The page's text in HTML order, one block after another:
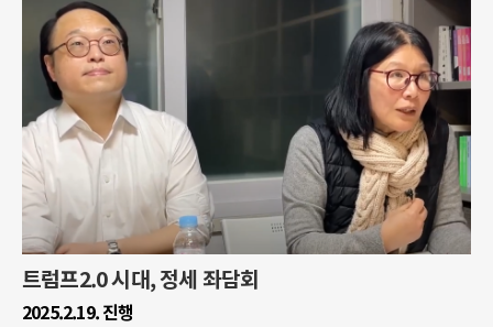
트럼프2.0 시대, 정세 좌담회
2025.2.19. 진행